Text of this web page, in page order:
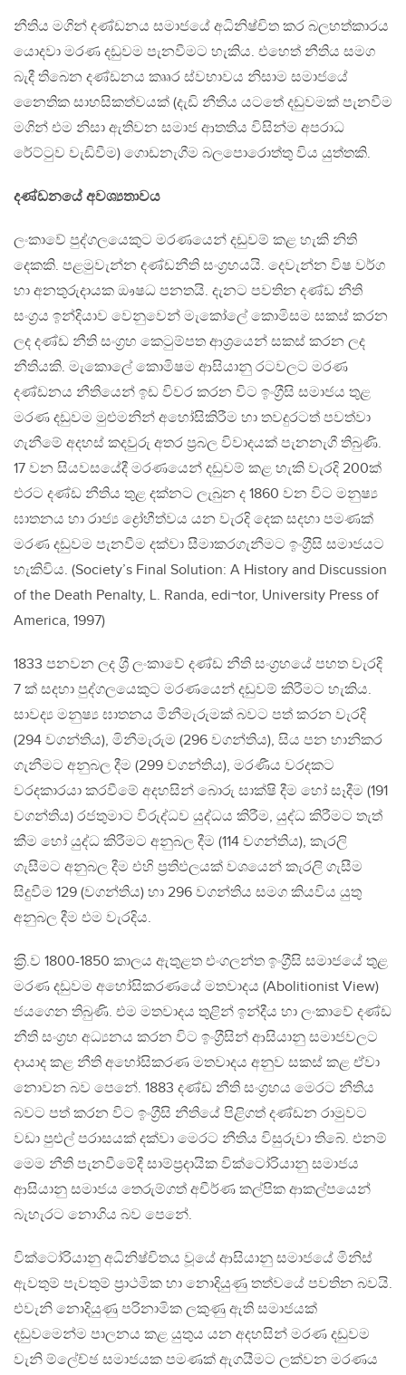
නීතිය මගින් දණ්ඩනය සමාජයේ අධිනිෂ්චිත කර බලහත්කාරය
යොදවා මරණ දඩුවම පැනවීමට හැකිය. එහෙත් නීතිය සමග
බැදී තිබෙන දණ්ඩනය කෲර ස්වභාවය නිසාම සමාජයේ
නෛතික සාහසිකත්වයක් (දැඩි නීතිය යටතේ දඩුවමක් පැනවීම
මගින් එම නිසා ඇතිවන සමාජ ආතතිය විසින්ම අපරාධ
රේට්ටුව වැඩිවීම) ගොඩනැගීම බලපොරොත්තු විය යුත්තකි.
දණ්ඩනයේ අවශ්‍යතාවය
ලංකාවේ පුද්ගලයෙකුට මරණයෙන් දඩුවම් කළ හැකි නිති
දෙකකි. පළමුවැන්න දණ්ඩනීති සංග‍්‍රහයයි. දෙවැන්න විෂ වර්ග
හා අනතුරුදායක ඖෂධ පනතයි. දැනට පවතින දණ්ඩ නීති
සංග‍්‍රය ඉන්දියාව වෙනුවෙන් මැකෝලේ කොමිසම සකස් කරන
ලද දණ්ඩ නීති සංග‍්‍රහ කෙටුම්පත ආශ‍්‍රයෙන් සකස් කරන ලද
නීතියකි. මැකොලේ කොමිෂම ආසියානු රටවලට මරණ
දණ්ඩනය නීතියෙන් ඉඩ විවර කරන විට ඉංග‍්‍රීසි සමාජය තුළ
මරණ දඩුවම මුළුමනින් අහෝසිකිරීම හා තවදුරටත් පවත්වා
ගැනීමේ අදහස් කදවුරු අතර ප‍්‍රබල විවාදයක් පැනනැගී තිබුණි.
17 වන සියවසයේදී මරණයෙන් දඩුවම් කළ හැකි වැරදි 200ක්
එරට දණ්ඩ නීතිය තුළ දක්නට ලැබුන ද 1860 වන විට මනුෂ්‍ය
ඝාතනය හා රාජ්‍ය ද්‍රෝහීත්වය යන වැරදි දෙක සදහා පමණක්
මරණ දඩුවම පැනවීම දක්වා සීමාකරගැනීමට ඉංග‍්‍රීසි සමාජයට
හැකිවිය. (Society’s Final Solution: A History and Discussion
of the Death Penalty, L. Randa, edi¬tor, University Press of
America, 1997)
1833 පනවන ලද ශ‍්‍රී ලංකාවේ දණ්ඩ නීති සංග‍්‍රහයේ පහත වැරදි
7 ක් සදහා පුද්ගලයෙකුට මරණයෙන් දඩුවම් කිරීමට හැකිය.
සාවද්‍ය මනුෂ්‍ය ඝාතනය මිනීමැරුමක් බවට පත් කරන වැරදි
(294 වගන්තිය), මිනීමැරුම (296 වගන්තිය), සිය පන හානිකර
ගැනීමට අනුබල දීම (299 වගන්තිය), මරණීය වරදකට
වරදකාරයා කරවීමේ අදහසින් බොරු සාක්ෂි දීම හෝ සෑදීම (191
වගන්තිය) රජතුමාට විරුද්ධව යුද්ධය කිරීම, යුද්ධ කිරීමට තැත්
කීම හෝ යුද්ධ කිරීමට අනුබල දීම (114 වගන්තිය), කැරලි
ගැසීමට අනුබල දීම එහි ප‍්‍රතිඵලයක් වශයෙන් කැරලි ගැසීම
සිදුවීම 129 (වගන්තිය) හා 296 වගන්තිය සමග කියවිය යුතු
අනුබල දීම එම වැරදිය.
ක‍්‍රි.ව 1800-1850 කාලය ඇතුළත එංගලන්ත ඉංග‍්‍රීසි සමාජයේ තුළ
මරණ දඩුවම අහෝසිකරණයේ මතවාදය (Abolitionist View)
ජයගෙන තිබුණි. එම මතවාදය තුළින් ඉන්දීය හා ලංකාවේ දණ්ඩ
නීති සංග‍්‍රහ අධ්‍යනය කරන විට ඉංග‍්‍රීසින් ආසියානු සමාජවලට
දායාද කළ නීති අහෝසිකරණ මතවාදය අනුව සකස් කළ ඒවා
නොවන බව පෙනේ. 1883 දණ්ඩ නීති සංග‍්‍රහය මෙරට නීතිය
බවට පත් කරන විට ඉංග‍්‍රීසි නීතියේ පිළිගත් දණ්ඩන රාමුවට
වඩා පුළුල් පරාසයක් දක්වා මෙරට නීතිය විසුරුවා තිබේ. එනම්
මෙම නීති පැනවීමේදී සාම්ප‍්‍රදායික වික්ටෝරියානු සමාජය
ආසියානු සමාජය තෙරුම්ගත් අචීර්ණ කල්පික ආකල්පයෙන්
බැහැරට නොගිය බව පෙනේ.
වික්ටෝරියානු අධිනිෂ්චිතය වූයේ ආසියානු සමාජයේ මිනිස්
ඇවතුම් පැවතුම් ප‍්‍රාථමික හා නොදියුණු තත්වයේ පවතින බවයි.
එවැනි නොදියුණු පරිනාමික ලකුණු ඇති සමාජයක්
දඩුවමෙන්ම පාලනය කළ යුතුය යන අදහසින් මරණ දඩුවම
වැනි ම්ලේච්ඡ සමාජයක පමණක් ඇගයීමට ලක්වන මරණය